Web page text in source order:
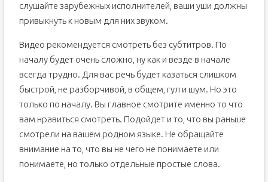
слушайте зарубежных исполнителей, ваши уши должны
привыкнуть к новым для них звуком.
Видео рекомендуется смотреть без субтитров. По
началу будет очень сложно, ну как и везде в начале
всегда трудно. Для вас речь будет казаться слишком
быстрой, не разборчивой, в общем, гул и шум. Но это
только по началу. Вы главное смотрите именно то что
вам нравиться смотреть. Подойдет и то, что вы раньше
смотрели на вашем родном языке. Не обращайте
внимание на то, что вы не чего не понимаете или
понимаете, но только отдельные простые слова.